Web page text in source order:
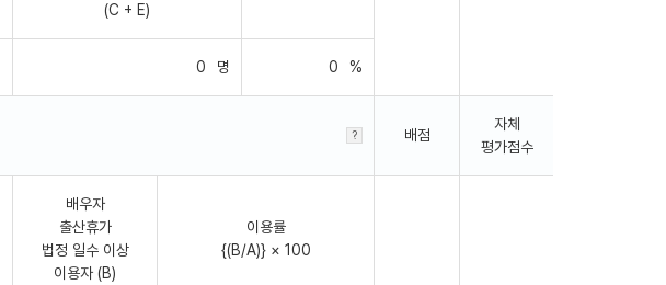
(C + E)
0 명 0 %
배점
자체
평가점수
배우자
출산휴가
법정 일수 이상
이용자 (B)
이용률
{(B/A)} × 100